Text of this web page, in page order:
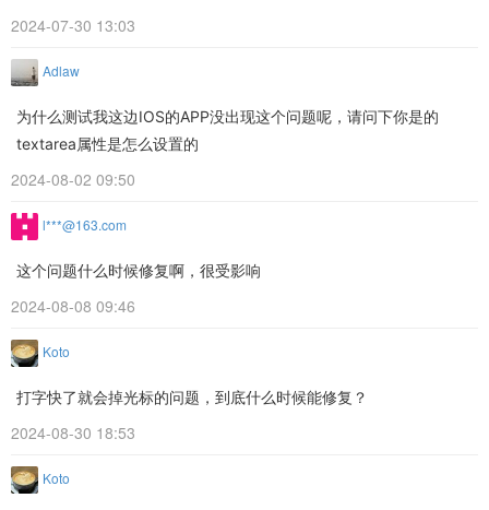
2024-07-30 13:03
Adlaw
为什么测试我这边IOS的APP没出现这个问题呢，请问下你是的
textarea属性是怎么设置的
2024-08-02 09:50
l***@163.com
这个问题什么时候修复啊，很受影响
2024-08-08 09:46
Koto
打字快了就会掉光标的问题，到底什么时候能修复？
2024-08-30 18:53
Koto